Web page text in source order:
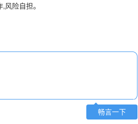
险自担。
畅言一下